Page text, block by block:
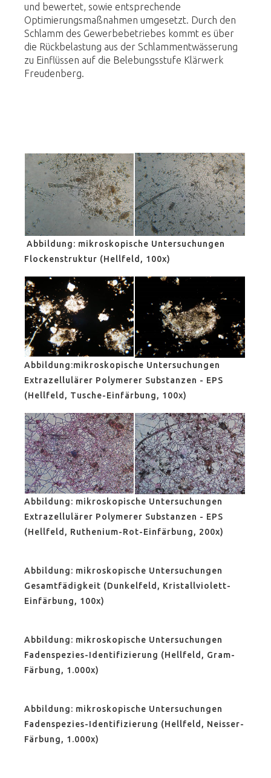
und bewertet, sowie entsprechende
Optimierungsmaßnahmen umgesetzt. Durch den
Schlamm des Gewerbebetriebes kommt es über
die Rückbelastung aus der Schlammentwässerung
zu Einflüssen auf die Belebungsstufe Klärwerk
Freudenberg.
Abbildung: mikroskopische Untersuchungen
Flockenstruktur (Hellfeld, 100x)
Abbildung:mikroskopische Untersuchungen
Extrazellulärer Polymerer Substanzen - EPS
(Hellfeld, Tusche-Einfärbung, 100x)
Abbildung: mikroskopische Untersuchungen
Extrazellulärer Polymerer Substanzen - EPS
(Hellfeld, Ruthenium-Rot-Einfärbung, 200x)
Abbildung: mikroskopische Untersuchungen
Gesamtfädigkeit (Dunkelfeld, Kristallviolett-
Einfärbung, 100x)
Abbildung: mikroskopische Untersuchungen
Fadenspezies-Identifizierung (Hellfeld, Gram-
Färbung, 1.000x)
Abbildung: mikroskopische Untersuchungen
Fadenspezies-Identifizierung (Hellfeld, Neisser-
Färbung, 1.000x)